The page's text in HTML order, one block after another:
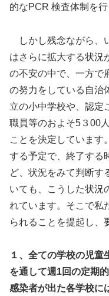
的なPCR 検査体制を
しかし残念ながら、
はさらに拡大する状況
の不安の中で、一方で
の努力をしている自治
立の小中学校や、認定
職員等のおよそ5３00
ことを決定しています
する予定で、終了する
ど、状況をみて判断す
いても、こうした状況
れています。そこで私
られることを提起し、
１、全ての学校の児童
を通して週1回の定
感染者が出た各学校に